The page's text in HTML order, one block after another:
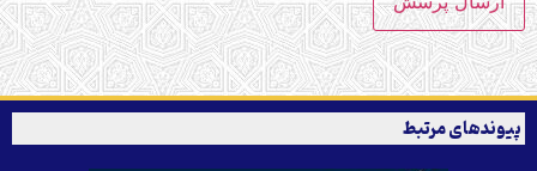
پیوندهای مرتبط